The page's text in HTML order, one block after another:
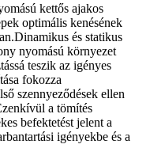
kettős ajakos
optimális kenésének
és statikus
nyomású környezet
teszik az igényes
fokozza
szennyeződések ellen
a tömítés
befektetést jelent a
igényekbe és a